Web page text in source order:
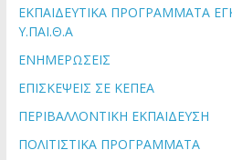
ΕΚΠΑΙΔΕΥΤΙΚΑ ΠΡΟΓΡΑΜΜΑΤΑ
Υ.ΠΑΙ.Θ.Α
ΕΝΗΜΕΡΩΣΕΙΣ
ΕΠΙΣΚΕΨΕΙΣ ΣΕ ΚΕΠΕΑ
ΠΕΡΙΒΑΛΛΟΝΤΙΚΗ ΕΚΠΑΙΔΕΥΣΗ
ΠΟΛΙΤΙΣΤΙΚΑ ΠΡΟΓΡΑΜΜΑΤΑ